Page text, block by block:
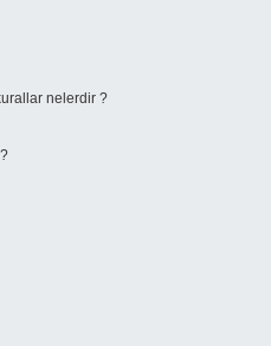
nelerdir ?